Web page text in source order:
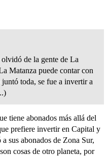
de la gente de La
Matanza puede contar con
toda, se fue a invertir a
tiene abonados más allá del
prefiere invertir en Capital y
sus abonados de Zona Sur,
cosas de otro planeta, por